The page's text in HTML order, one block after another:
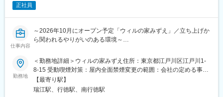
ました。
本報告書では、「第2創業期」において私たちが目指す未来への羅
デルがどのように社会価値と経済価値を両立させていくのか、そ
のプロセスを可視化しました。
事業を通じて解決を目指す社会課題や、その源泉となる人的資本
と知的資本への取組みを通じ、当社の持続的な成長ストーリーを
正社員
仕事内容
～2026年10月にオープン予定「ウィルの家みずえ」／立ち上げか
ら関われるやりがいのある環境～
■業務内容：
施設内の訪問看護サービスの統括と品質管理をお任せします。
・看護師チームのマネジメント、教育、業務指導
・利用者様の状態把握、アセスメント、個別看護計画の作成支援
勤務地
＜勤務地詳細＞ウィルの家みずえ住所：東京都江戸川区江戸川1-
8-15 受動喫煙対策：屋内全面禁煙変更の範囲：会社の定める事業
所【最寄り駅】
瑞江駅、行徳駅、南行徳駅